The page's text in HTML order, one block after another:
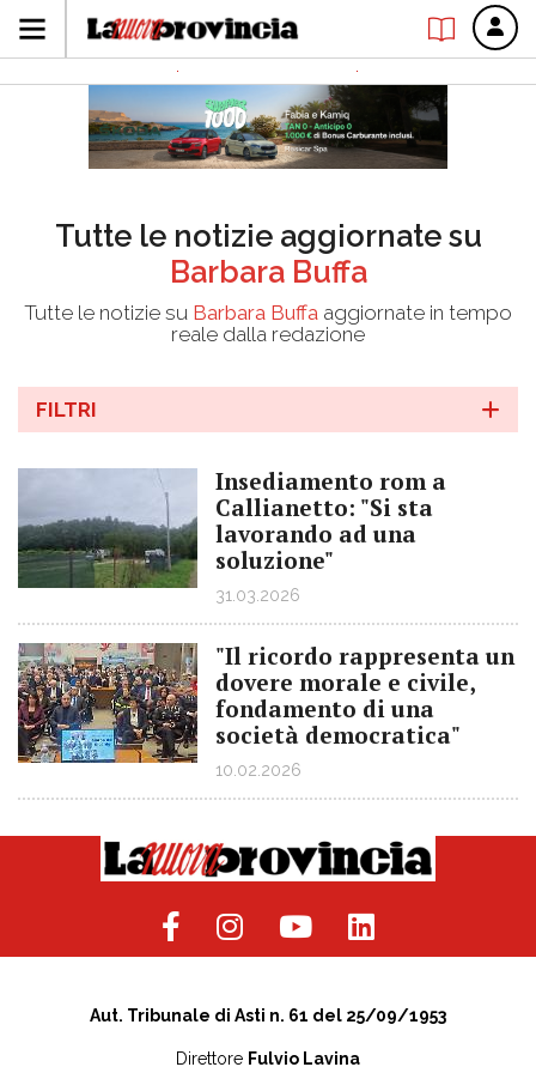
Tutte le notizie aggiornate su
Barbara Buffa
Tutte le notizie su Barbara Buffa aggiornate in tempo
reale dalla redazione
FILTRI
Insediamento rom a
Callianetto: "Si sta
lavorando ad una
soluzione"
31.03.2026
"Il ricordo rappresenta un
dovere morale e civile,
fondamento di una
società democratica"
10.02.2026
Aut. Tribunale di Asti n. 61 del 25/09/1953
Direttore Fulvio Lavina